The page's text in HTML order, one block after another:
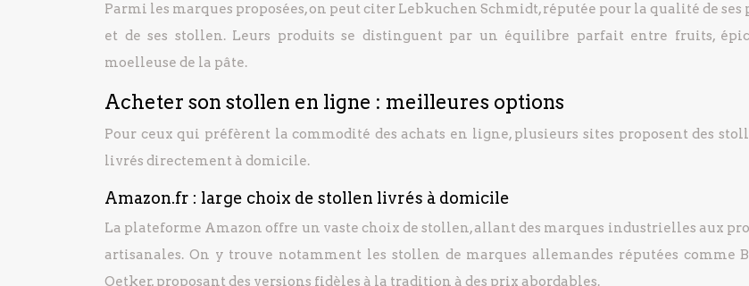
Parmi les marques proposées, on peut citer Lebkuchen Schmidt, réputée pour la qualité de ses
et de ses stollen. Leurs produits se distinguent par un équilibre parfait entre fruits,
moelleuse de la pâte.
Acheter son stollen en ligne : meilleures options
Pour ceux qui préfèrent la commodité des achats en ligne, plusieurs sites proposent des
livrés directement à domicile.
Amazon.fr : large choix de stollen livrés à domicile
La plateforme Amazon offre un vaste choix de stollen, allant des marques industrielles aux
artisanales. On y trouve notamment les stollen de marques allemandes réputées comme
Oetker, proposant des versions fidèles à la tradition à des prix abordables.